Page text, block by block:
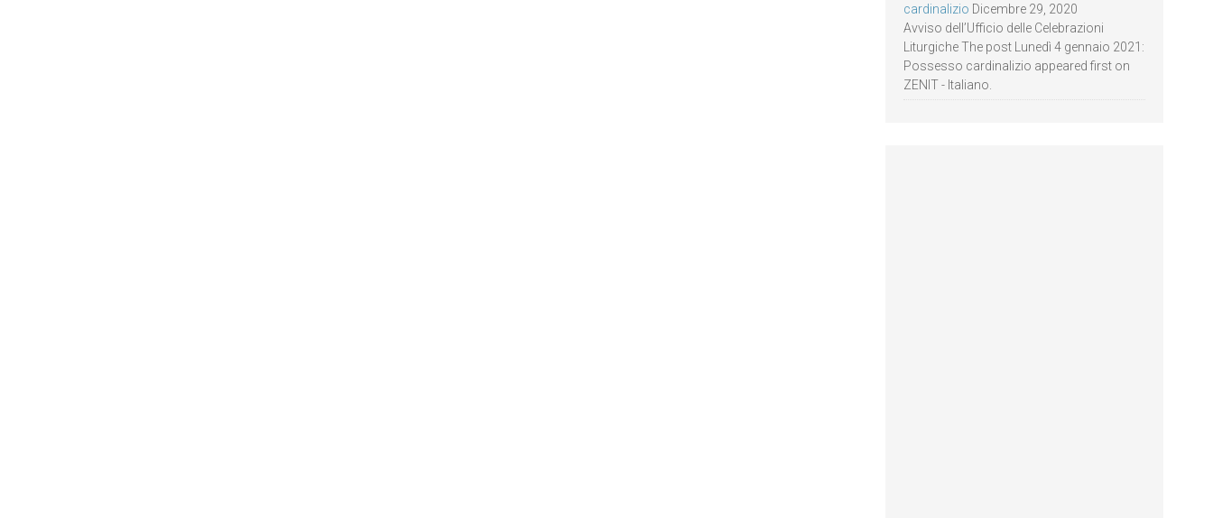
cardinalizio Dicembre 29, 2020
Avviso dell’Ufficio delle Celebrazioni
Liturgiche The post Lunedì 4 gennaio 2021:
Possesso cardinalizio appeared first on
ZENIT - Italiano.